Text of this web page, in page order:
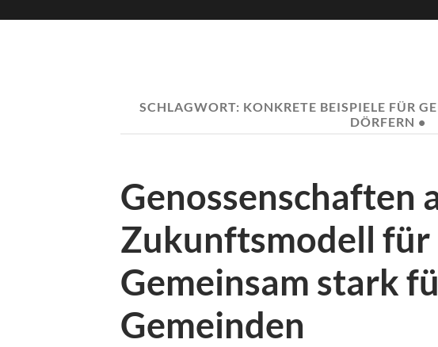
SCHLAGWORT: KONKRETE BEISPIELE FÜR
DÖRFERN •
Genossenschaften
Zukunftsmodell für
Gemeinsam stark
Gemeinden